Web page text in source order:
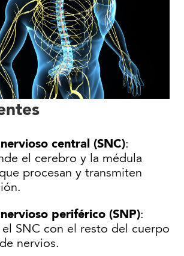
central (SNC):
el cerebro y la médula
procesan y transmiten
periférico (SNP):
SNC con el resto del cuerpo
nervios.